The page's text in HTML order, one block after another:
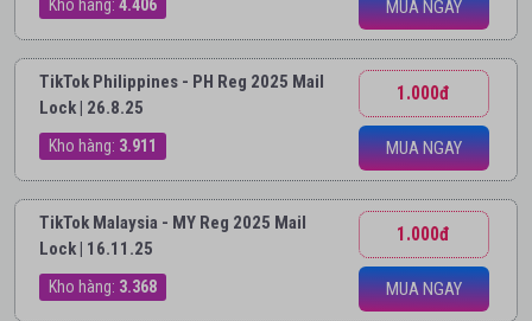
Kho hàng: 4.406 MUA NGAY
TikTok Philippines - PH Reg 2025 Mail
Lock | 26.8.25
Kho hàng: 3.911
1.000đ
MUA NGAY
TikTok Malaysia - MY Reg 2025 Mail
Lock | 16.11.25
Kho hàng: 3.368
1.000đ
MUA NGAY